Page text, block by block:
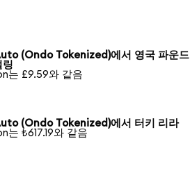
(Ondo Tokenized)에서 영국 파운드
링
는 £9.59와 같음
(Ondo Tokenized)에서 터키 리라
는 ₺617.19와 같음